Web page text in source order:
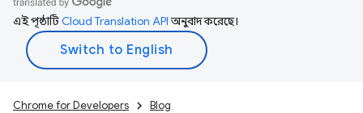
এই পৃষ্ঠাটিCloud Translation APIঅনুবাদ করেছে।
Chrome for Developers Blog